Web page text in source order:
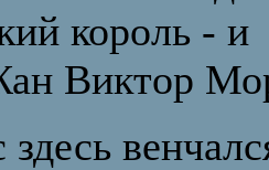
король - и
Виктор